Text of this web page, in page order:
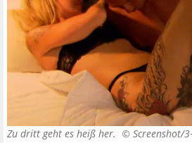
Zu dritt geht es heiß her. © Screenshot/